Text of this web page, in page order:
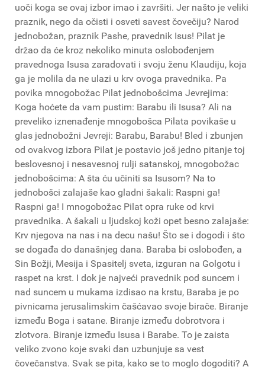
uoči koga se ovaj izbor imao i završiti. Jer našto je veliki
praznik, nego da očisti i osveti savest čovečiju? Narod
jednobožan, praznik Pashe, pravednik Isus! Pilat je
držao da će kroz nekoliko minuta oslobođenjem
pravednoga Isusa zaradovati i svoju ženu Klaudiju, koja
ga je molila da ne ulazi u krv ovoga pravednika. Pa
povika mnogobožac Pilat jednobošcima Jevrejima:
Koga hoćete da vam pustim: Barabu ili Isusa? Ali na
preveliko iznenađenje mnogobošca Pilata povikaše u
glas jednobožni Jevreji: Barabu, Barabu! Bled i zbunjen
od ovakvog izbora Pilat je postavio još jedno pitanje toj
beslovesnoj i nesavesnoj rulji satanskoj, mnogobožac
jednobošcima: A šta ću učiniti sa Isusom? Na to
jednobošci zalajaše kao gladni šakali: Raspni ga!
Raspni ga! I mnogobožac Pilat opra ruke od krvi
pravednika. A šakali u ljudskoj koži opet besno zalajaše:
Krv njegova na nas i na decu našu! Što se i dogodi i što
se događa do današnjeg dana. Baraba bi oslobođen, a
Sin Božji, Mesija i Spasitelj sveta, izguran na Golgotu i
raspet na krst. I dok je najveći pravednik pod suncem i
nad suncem u mukama izdisao na krstu, Baraba je po
pivnicama jerusalimskim čašćavao svoje birače. Biranje
između Boga i satane. Biranje između dobrotvora i
zlotvora. Biranje između Isusa i Barabe. To je zaista
veliko zvono koje svaki dan uzbunjuje sa vest
čovečanstva. Svak se pita, kako se to moglo dogoditi? A